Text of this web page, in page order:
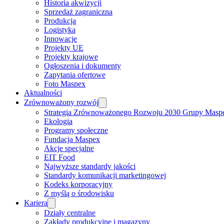
Historia akwizycji
Sprzedaż zagraniczna
Produkcja
Logistyka
Innowacje
Projekty UE
Projekty krajowe
Ogłoszenia i dokumenty
Zapytania ofertowe
Foto Maspex
Aktualności
Zrównoważony rozwój
Strategia Zrównoważonego Rozwoju 2030 Grupy
Ekologia
Programy społeczne
Fundacja Maspex
Akcje specjalne
EIT Food
Najwyższe standardy jakości
Standardy komunikacji marketingowej
Kodeks korporacyjny
Z myślą o środowisku
Kariera
Działy centralne
Zakłady produkcyjne i magazyny